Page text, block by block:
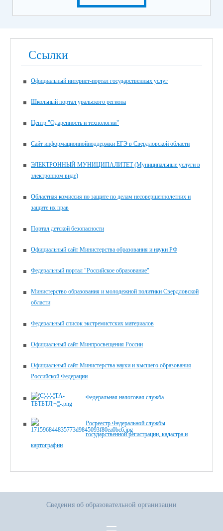
Ссылки
Официальный интернет-портал государственных услуг
Школьный портал уральского региона
Центр "Одаренность и технологии"
Сайт информационнойподдержки ЕГЭ в Свердловской области
ЭЛЕКТРОННЫЙ МУНИЦИПАЛИТЕТ (Муниципальные услуги в
электронном виде)
Областная комиссия по защите по делам несовершеннолетних и
защите их прав
Портал детской безопасности
Официальный сайт Министерства образования и науки РФ
Федеральный портал "Российское образование"
Министерство образования и молодежной политики Свердловской
области
Федеральный список экстремистских материалов
Официальный сайт Минпросвещения России
Официальный сайт Министерства науки и высшего образования
Российской Федерации
Федеральная налоговая служба
Росреестр Федеральной службы
государственной регистрации, кадастра и
картографии
Сведения об образовательной организации